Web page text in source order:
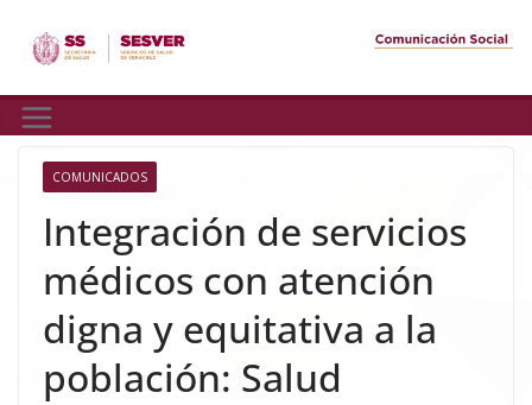
COMUNICADOS
Integración de servicios
médicos con atención
digna y equitativa a la
población: Salud